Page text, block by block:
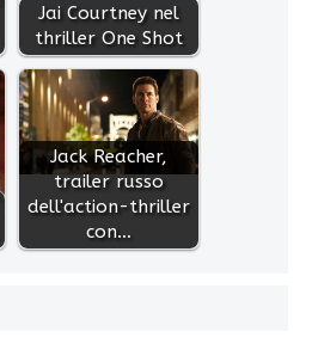
Jai Courtney nel
thriller One Shot
Jack Reacher,
trailer russo
dell'action-thriller
con…